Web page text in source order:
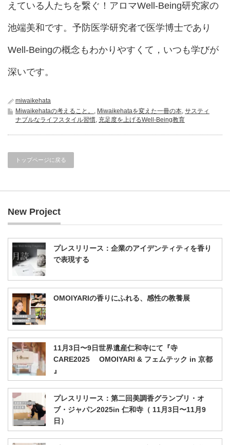
えている人たちを繋ぐ！アロマWell-Being研究家の
池端美和です。予防医学研究者で医学博士であり
Well-Beingの概念もわかりやすくて，いつも学びが
深いです。
miwaikehata
Miwaikehataの考えること。 , Miwaikehataを変えた一冊の本, サスティ
ナブルなライフスタイル習慣, 充足度を上げるWell-Being教育
トップページに戻る
New Project
プレスリリース：企業のアイデンティティを香り
で表現する
OMOIYARIの香りにふれる、感性の教養展
11月3日〜9日世界遺産仁和寺にて『寺
CARE2025 OMOIYARI & フェムテック in 京都
』
プレスリリース：第二回美調香グランプリ・オ
ブ・ジャパン2025in 仁和寺（ 11月3日〜11月9
日）